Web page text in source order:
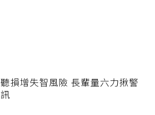
聽損增失智風險 長輩量六力揪警
訊